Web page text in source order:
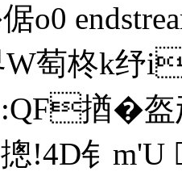
萄柊k纾
:QF揂�
摠!4D钅